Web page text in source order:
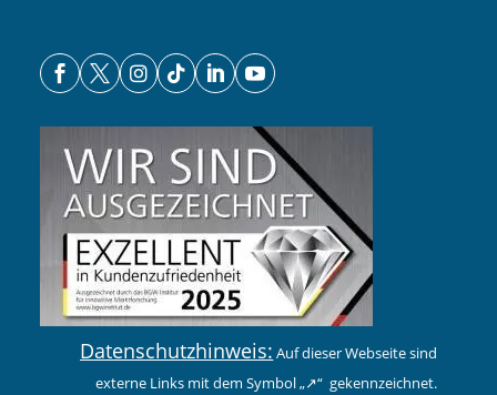
     
Datenschutzhinweis: Auf dieser Webseite sind
externe Links mit dem Symbol „↗︎“ gekennzeichnet.